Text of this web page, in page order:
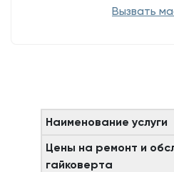
Вызвать
Наименование услуги
Цены на ремонт и
гайковерта